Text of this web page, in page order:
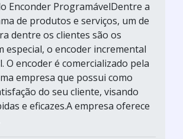
enconder?O encoder
é um equipamento com alto
ou seja, um dispositivo que mede
de um aparelho por meio de
que são traduzidos como
de posição ou direção,
para medir a velocidade e direção
técnicas d...